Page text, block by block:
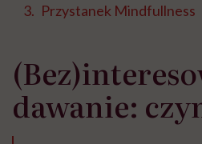
Przystanek Mindfullness
dawanie: